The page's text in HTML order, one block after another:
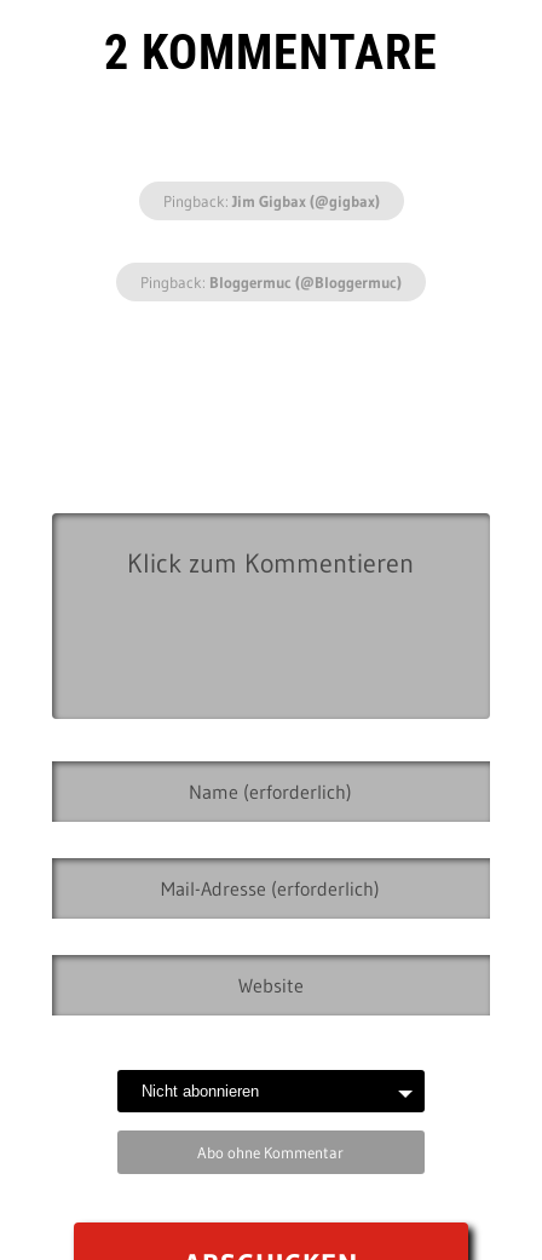
2 KOMMENTARE
Pingback: Jim Gigbax (@gigbax)
Pingback: Bloggermuc (@Bloggermuc)
Abo ohne Kommentar